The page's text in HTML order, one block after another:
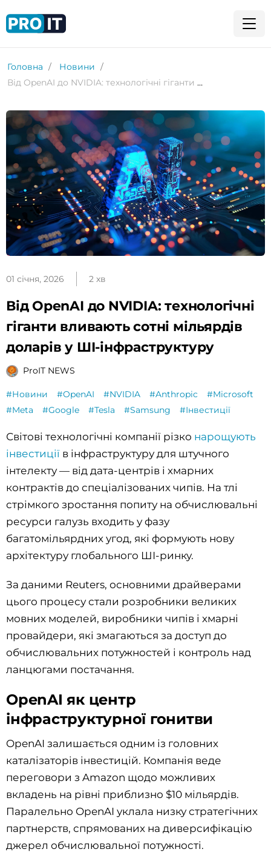
Головна
Новини
Від OpenAI до NVIDIA: технологічні гіганти вливають сотні мільярдів доларів у ШІ-інфраструктуру
01 січня, 2026 2 хв
Від OpenAI до NVIDIA: технологічні
гіганти вливають сотні мільярдів
доларів у ШІ-інфраструктуру
ProIT NEWS
#Новини #OpenAI #NVIDIA #Anthropic
#Microsoft
#Meta
#Google #Tesla #Samsung #Інвестиції
Світові технологічні компанії різко нарощують
інвестиції в інфраструктуру для штучного
інтелекту — від дата-центрів і хмарних
контрактів до спеціалізованих чипів. На тлі
стрімкого зростання попиту на обчислювальні
ресурси галузь входить у фазу
багатомільярдних угод, які формують нову
архітектуру глобального ШІ-ринку.
За даними Reuters, основними драйверами
цього процесу стали розробники великих
мовних моделей, виробники чипів і хмарні
провайдери, які змагаються за доступ до
обчислювальних потужностей і контроль над
ланцюгами постачання.
OpenAI як центр
інфраструктурної гонитви
OpenAI залишається одним із головних
каталізаторів інвестицій. Компанія веде
переговори з Amazon щодо можливих
вкладень на рівні приблизно $10 мільярдів.
Паралельно OpenAI уклала низку стратегічних
партнерств, спрямованих на диверсифікацію
джерел обчислювальної потужності.